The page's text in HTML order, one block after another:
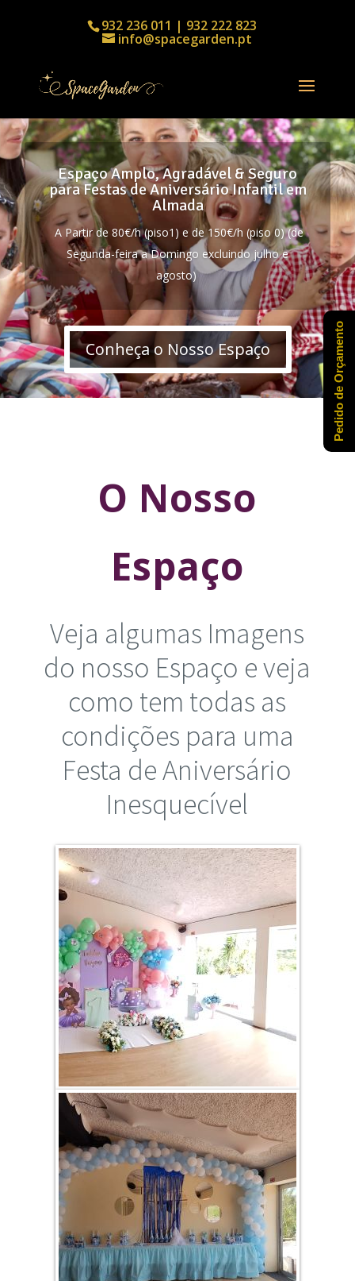
932 236 011 | 932 222 823
info@spacegarden.pt
Espaço Amplo, Agradável & Seguro
para Festas de Aniversário Infantil em
Almada
A Partir de 80€/h (piso1) e de 150€/h (piso 0) (de
Segunda-feira a Domingo excluindo julho e
agosto)
Conheça o Nosso Espaço
O Nosso
Espaço
Veja algumas Imagens
do nosso Espaço e veja
como tem todas as
condições para uma
Festa de Aniversário
Inesquecível
Pedido de Orçamento